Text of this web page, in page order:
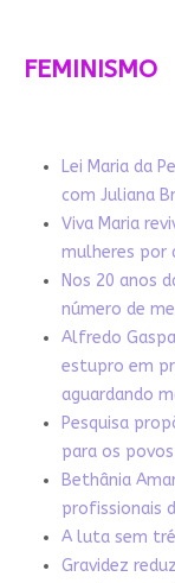
FEMINISMO
Lei Maria da
com Juliana
Viva Maria
mulheres por
Nos 20 anos
número de
Alfredo
estupro em
aguardando
Pesquisa
para os
Bethânia
profissionais
A luta sem
Gravidez